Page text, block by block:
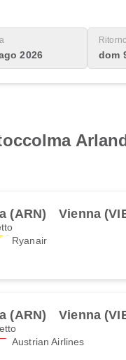
2026
Ritorno
dom
(ARN) Vienna
Ryanair
(ARN) Vienna
Austrian Airlines